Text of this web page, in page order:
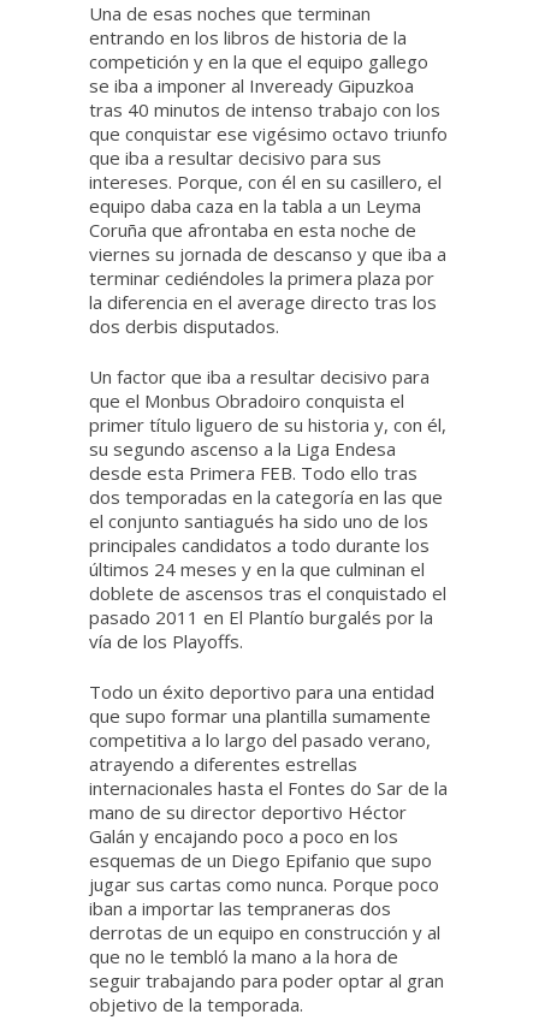
Una de esas noches que terminan
entrando en los libros de historia de la
competición y en la que el equipo gallego
se iba a imponer al Inveready Gipuzkoa
tras 40 minutos de intenso trabajo con los
que conquistar ese vigésimo octavo triunfo
que iba a resultar decisivo para sus
intereses. Porque, con él en su casillero, el
equipo daba caza en la tabla a un Leyma
Coruña que afrontaba en esta noche de
viernes su jornada de descanso y que iba a
terminar cediéndoles la primera plaza por
la diferencia en el average directo tras los
dos derbis disputados.
Un factor que iba a resultar decisivo para
que el Monbus Obradoiro conquista el
primer título liguero de su historia y, con él,
su segundo ascenso a la Liga Endesa
desde esta Primera FEB. Todo ello tras
dos temporadas en la categoría en las que
el conjunto santiagués ha sido uno de los
principales candidatos a todo durante los
últimos 24 meses y en la que culminan el
doblete de ascensos tras el conquistado el
pasado 2011 en El Plantío burgalés por la
vía de los Playoffs.
Todo un éxito deportivo para una entidad
que supo formar una plantilla sumamente
competitiva a lo largo del pasado verano,
atrayendo a diferentes estrellas
internacionales hasta el Fontes do Sar de la
mano de su director deportivo Héctor
Galán y encajando poco a poco en los
esquemas de un Diego Epifanio que supo
jugar sus cartas como nunca. Porque poco
iban a importar las tempraneras dos
derrotas de un equipo en construcción y al
que no le tembló la mano a la hora de
seguir trabajando para poder optar al gran
objetivo de la temporada.